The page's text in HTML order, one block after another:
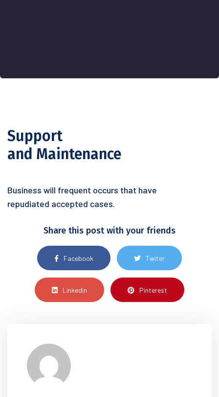
Support
and Maintenance
Business will frequent occurs that have
repudiated accepted cases.
Share this post with your friends
Facebook Twiter
Linkedin Pinterest